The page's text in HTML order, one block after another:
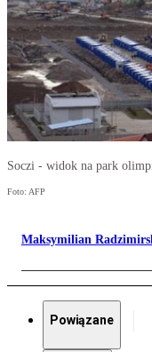
Soczi - widok na park
Foto: AFP
Maksymilian
Powiązane